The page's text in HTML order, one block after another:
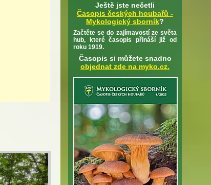
Ještě jste nečetli
Časopis českých houbařů -
Mykologický sborník?
Začtěte se do zajímavostí ze světa
hub, které časopis přináší již od
roku 1919.
Časopis si můžete snadno
objednat zde na myko.cz.